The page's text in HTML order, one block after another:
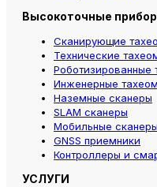
Высокоточные
Сканирующие
Технические
Роботизированные
Инженерные
Наземные сканеры
SLAM сканеры
Мобильные сканеры
GNSS приемники
Контроллеры и
УСЛУГИ